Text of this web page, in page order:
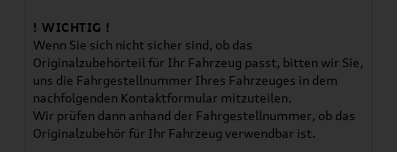
! WICHTIG !
Wenn Sie sich nicht sicher sind, ob das
Originalzubehörteil für Ihr Fahrzeug passt, bitten wir Sie,
uns die Fahrgestellnummer Ihres Fahrzeuges in dem
nachfolgenden Kontaktformular mitzuteilen.
Wir prüfen dann anhand der Fahrgestellnummer, ob das
Originalzubehör für Ihr Fahrzeug verwendbar ist.